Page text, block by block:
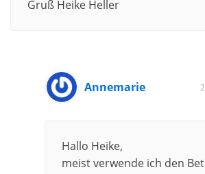
Gruß Heike Heller
Annemarie
Hallo Heike,
meist verwende ich den